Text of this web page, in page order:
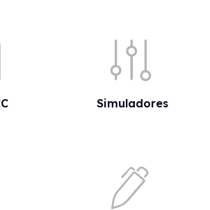
Simuladores